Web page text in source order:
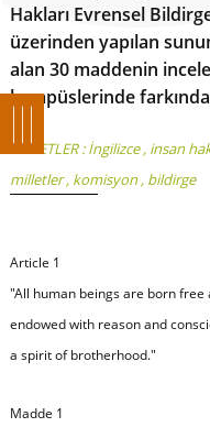
Hakları Evrensel
üzerinden yapılan
alan 30 maddenin
kampüslerinde
ETİKETLER :İngilizce, insan
milletler, komisyon, bildirge
Article 1
"All human beings are born
endowed with reason and
a spirit of brotherhood."
Madde 1